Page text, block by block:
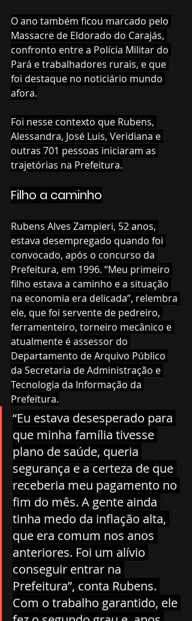
O ano também ficou marcado pelo
Massacre de Eldorado do Carajás,
confronto entre a Polícia Militar do
Pará e trabalhadores rurais, e que
foi destaque no noticiário mundo
afora.
Foi nesse contexto que Rubens,
Alessandra, José Luis, Veridiana e
outras 701 pessoas iniciaram as
trajetórias na Prefeitura.
Filho a caminho
Rubens Alves Zampieri, 52 anos,
estava desempregado quando foi
convocado, após o concurso da
Prefeitura, em 1996. “Meu primeiro
filho estava a caminho e a situação
na economia era delicada”, relembra
ele, que foi servente de pedreiro,
ferramenteiro, torneiro mecânico e
atualmente é assessor do
Departamento de Arquivo Público
da Secretaria de Administração e
Tecnologia da Informação da
Prefeitura.
“Eu estava desesperado para
que minha família tivesse
plano de saúde, queria
segurança e a certeza de que
receberia meu pagamento no
fim do mês. A gente ainda
tinha medo da inflação alta,
que era comum nos anos
anteriores. Foi um alívio
conseguir entrar na
Prefeitura”, conta Rubens.
Com o trabalho garantido, ele